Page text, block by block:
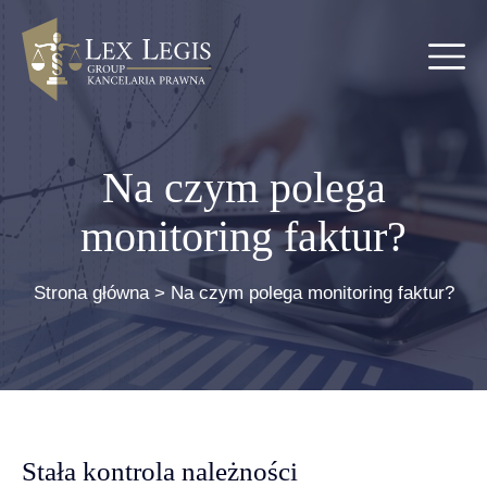
Na czym polega
monitoring faktur?
Strona główna> Na czym polega monitoring faktur?
Stała kontrola należności